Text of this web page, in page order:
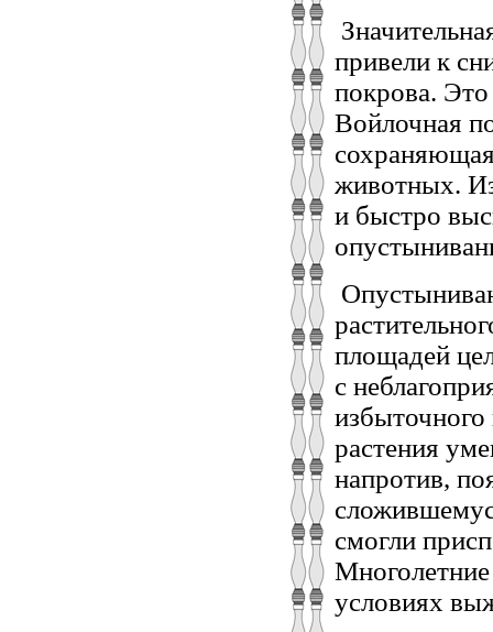
привели к
покрова.
Войлочная
животных.
и быстро
площадей
с
избыточного
растения
напротив,
смогли
Многолетние
условиях